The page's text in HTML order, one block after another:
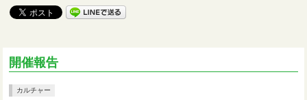
開催報告
カルチャー